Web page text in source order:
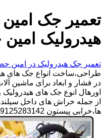
تعمیر جک
هیدرولیک
تعمیر جک هیدرولیک در امین
طراحی،ساخت انواع جک های
در فشار و ابعاد برای ماشین
اورهال انوع جک های هیدرولیک
از جمله خراش های داخل
ها،خرابی پیستون 09125283142 آقای مهدی ابراهیمی